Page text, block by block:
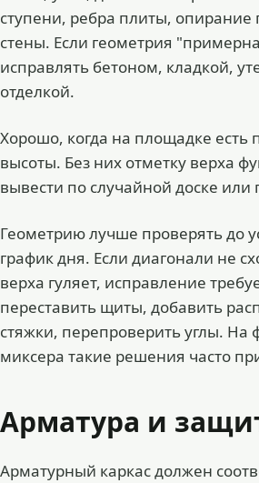
ступени, ребра плиты, опирание
стены. Если геометрия
исправлять бетоном, кладкой,
отделкой.
Хорошо, когда на площадке есть
высоты. Без них отметку верха
вывести по случайной доске или
Геометрию лучше проверять до
график дня. Если диагонали не
верха гуляет, исправление
переставить щиты, добавить
стяжки, перепроверить углы.
миксера такие решения часто
Арматура и
Арматурный каркас должен